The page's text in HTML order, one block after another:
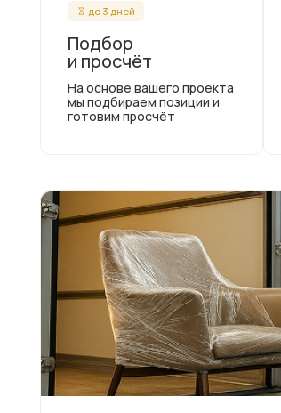
до 3 дней
Подбор
и просчёт
На основе вашего проекта
мы подбираем позиции и
готовим просчёт